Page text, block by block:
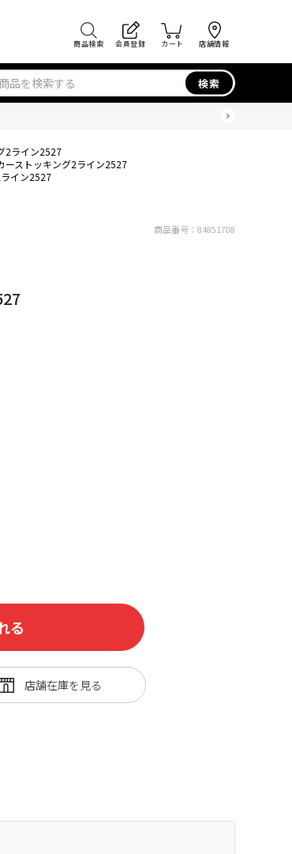
商品検索 会員登録 カート 店舗情報
検索
2ライン2527
ーストッキング2ライン2527
イン2527
る
商品番号： 84851708